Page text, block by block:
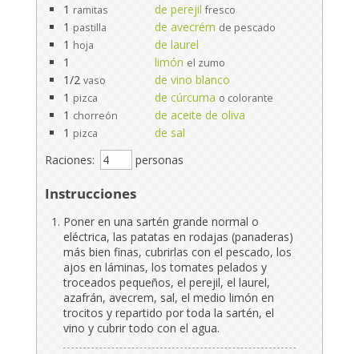
1 ramitas de perejil fresco
1 pastilla de avecrém de pescado
1 hoja
de laurel
1
limón el zumo
1/2 vaso
de vino blanco
1 pizca de cúrcuma o colorante
1 chorreón
de aceite de oliva
1 pizca
de sal
Raciones:
personas
Instrucciones
Poner en una sartén grande normal o
eléctrica, las patatas en rodajas (panaderas)
más bien finas, cubrirlas con el pescado, los
ajos en láminas, los tomates pelados y
troceados pequeños, el perejil, el laurel,
azafrán, avecrem, sal, el medio limón en
trocitos y repartido por toda la sartén, el
vino y cubrir todo con el agua.